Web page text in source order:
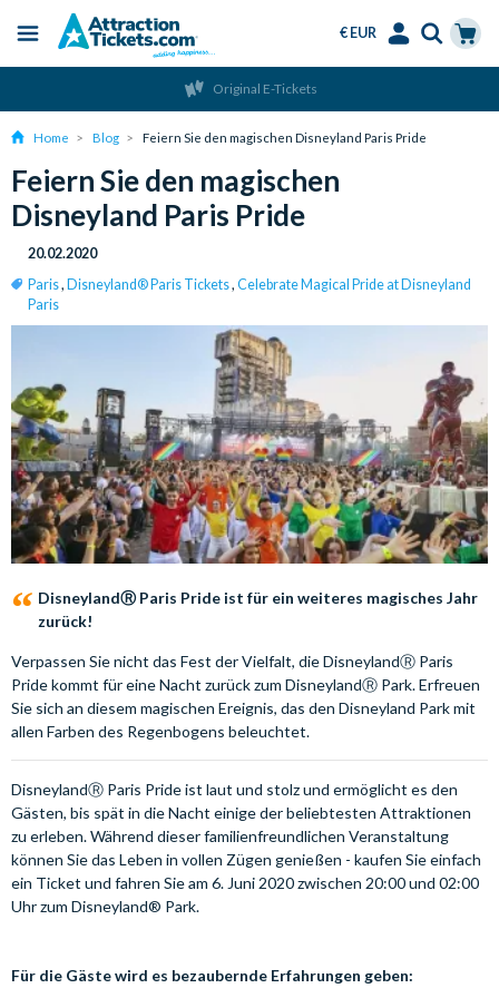
content
Menu
€ EUR
Original E-Tickets
Home Blog Feiern Sie den magischen Disneyland Paris Pride
Feiern Sie den magischen
Disneyland Paris Pride
20.02.2020
Paris, Disneyland® Paris Tickets, Celebrate Magical Pride at Disneyland
Paris
DisneylandⓇ Paris Pride ist für ein weiteres magisches Jahr
zurück!
Verpassen Sie nicht das Fest der Vielfalt, die DisneylandⓇ Paris
Pride kommt für eine Nacht zurück zum DisneylandⓇ Park. Erfreuen
Sie sich an diesem magischen Ereignis, das den Disneyland Park mit
allen Farben des Regenbogens beleuchtet.
DisneylandⓇ Paris Pride ist laut und stolz und ermöglicht es den
Gästen, bis spät in die Nacht einige der beliebtesten Attraktionen
zu erleben. Während dieser familienfreundlichen Veranstaltung
können Sie das Leben in vollen Zügen genießen - kaufen Sie einfach
ein Ticket und fahren Sie am 6. Juni 2020 zwischen 20:00 und 02:00
Uhr zum Disneyland® Park.
Für die Gäste wird es bezaubernde Erfahrungen geben: